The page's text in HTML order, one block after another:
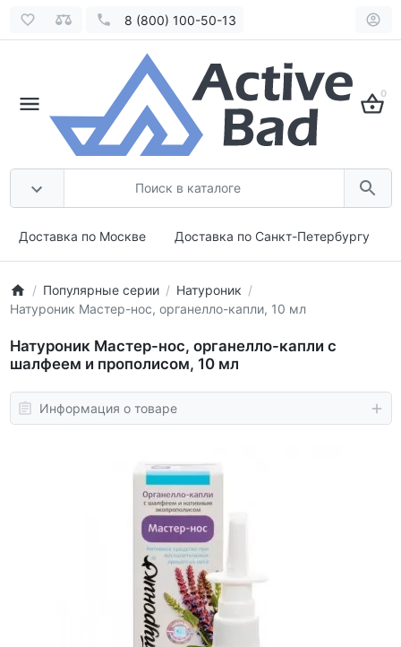
8 (800) 100-50-13
0
Доставка по Москве Доставка по Санкт-Петербургу
Популярные серии
Натуроник
Натуроник Мастер-нос, органелло-капли, 10 мл
Натуроник Мастер-нос, органелло-капли с
шалфеем и прополисом, 10 мл
Информация о товаре